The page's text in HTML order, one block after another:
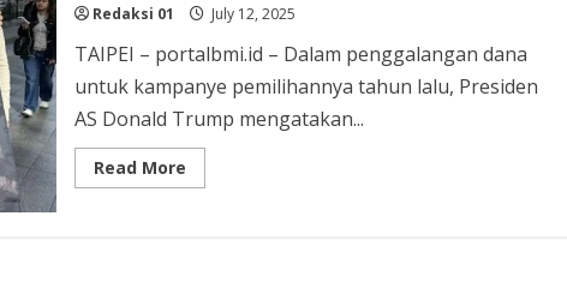
Redaksi 01 July 12, 2025
TAIPEI – portalbmi.id – Dalam penggalangan dana
untuk kampanye pemilihannya tahun lalu, Presiden
AS Donald Trump mengatakan...
Read MoreRead
more